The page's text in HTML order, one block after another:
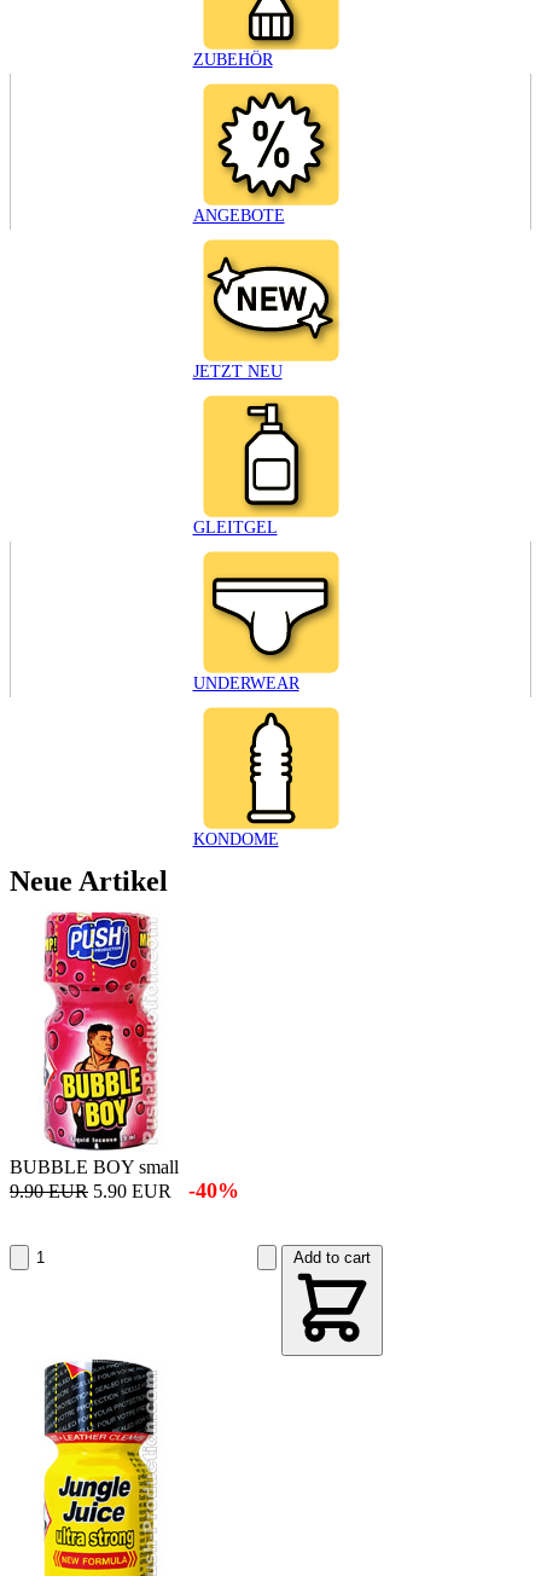
ZUBEHÖR
ANGEBOTE
JETZT NEU
GLEITGEL
UNDERWEAR
KONDOME
Neue Artikel
BUBBLE BOY small
9.90 EUR 5.90 EUR -40%
Add to cart